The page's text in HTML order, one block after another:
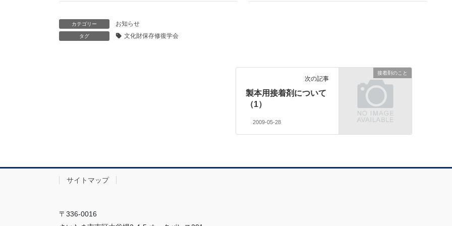
カテゴリー お知らせ
タグ 文化財保存修復学会
接着剤のこと
次の記事
製本用接着剤について
（1）
2009-05-28
サイトマップ
〒336-0016